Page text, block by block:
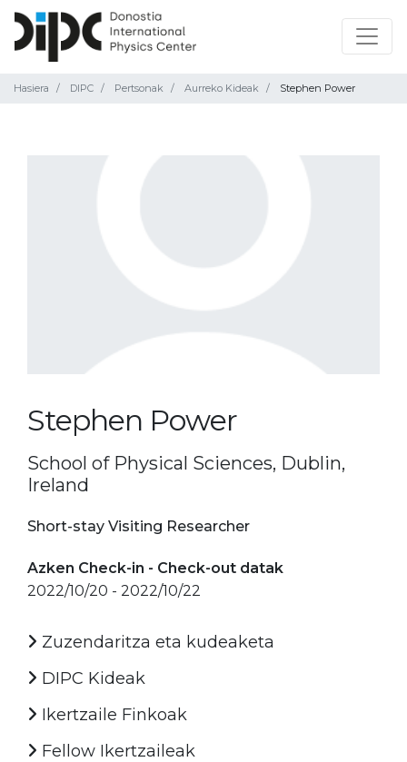
Hasiera DIPC Pertsonak Aurreko Kideak Stephen Power
Stephen Power
School of Physical Sciences, Dublin,
Ireland
Short-stay Visiting Researcher
Azken Check-in - Check-out datak
2022/10/20 - 2022/10/22
Zuzendaritza eta kudeaketa
DIPC Kideak
Ikertzaile Finkoak
Fellow Ikertzaileak